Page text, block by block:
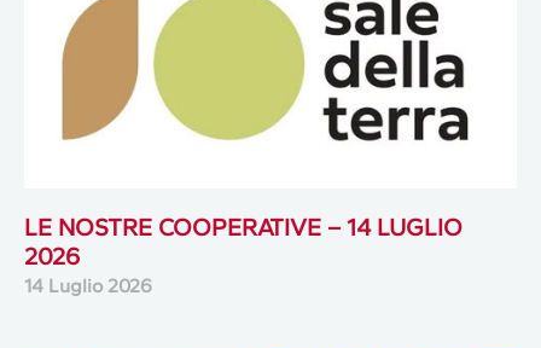
LE NOSTRE COOPERATIVE – 14 LUGLIO
2026
14 Luglio 2026